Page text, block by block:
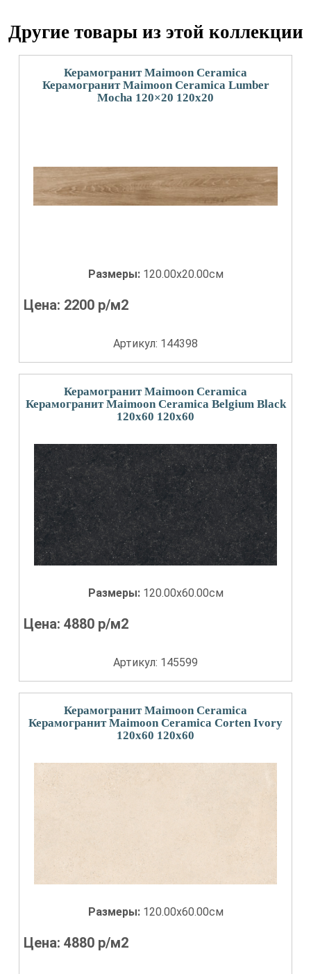
Другие товары из этой коллекции
Керамогранит Maimoon Ceramica
Керамогранит Maimoon Ceramica Lumber
Mocha 120×20 120x20
Размеры: 120.00x20.00см
Цена: 2200 р/м2
Артикул: 144398
Керамогранит Maimoon Ceramica
Керамогранит Maimoon Ceramica Belgium Black
120x60 120x60
Размеры: 120.00x60.00см
Цена:4880 р/м2
Артикул: 145599
Керамогранит Maimoon Ceramica
Керамогранит Maimoon Ceramica Corten Ivory
120x60 120x60
Размеры: 120.00x60.00см
Цена:4880 р/м2